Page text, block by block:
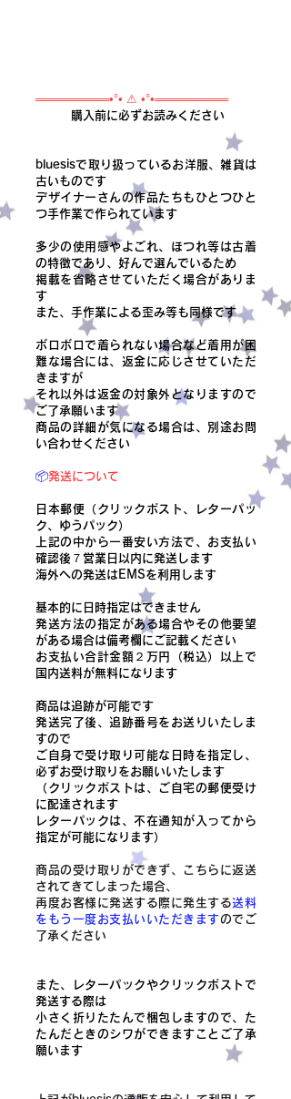
═════════•°• ⚠ •°•═════════
購入前に必ずお読みください
bluesisで取り扱っているお洋服、雑貨は
古いものです
デザイナーさんの作品たちもひとつひと
つ手作業で作られています
多少の使用感やよごれ、ほつれ等は古着
の特徴であり、好んで選んでいるため
掲載を省略させていただく場合がありま
す
また、手作業による歪み等も同様です
ボロボロで着られない場合など着用が困
難な場合には、返金に応じさせていただ
きますが
それ以外は返金の対象外となりますので
ご了承願います
商品の詳細が気になる場合は、別途お問
い合わせください
📦発送について
日本郵便（クリックポスト、レターパッ
ク、ゆうパック）
上記の中から一番安い方法で、お支払い
確認後７営業日以内に発送します
​海外への発送はEMSを利用します
基本的に日時指定はできません
発送方法の指定がある場合やその他要望
がある場合は備考欄にご記載ください
​お支払い合計金額２万円（税込）以上で
国内送料が無料になります
商品は追跡が可能です
発送完了後、追跡番号をお送りいたしま
すので
ご自身で受け取り可能な日時を指定し、
必ずお受け取りをお願いいたします
（クリックポストは、ご自宅の郵便受け
に配達されます
レターパックは、不在通知が入ってから
指定が可能になります）
商品の受け取りができず、こちらに返送
されてきてしまった場合、
​再度お客様に発送する際に発生する送料
をもう一度お支払いいただきますのでご
了承ください
また、レターパックやクリックポストで
発送する際は
小さく折りたたんで梱包しますので、た
たんだときのシワができますことご了承
願います